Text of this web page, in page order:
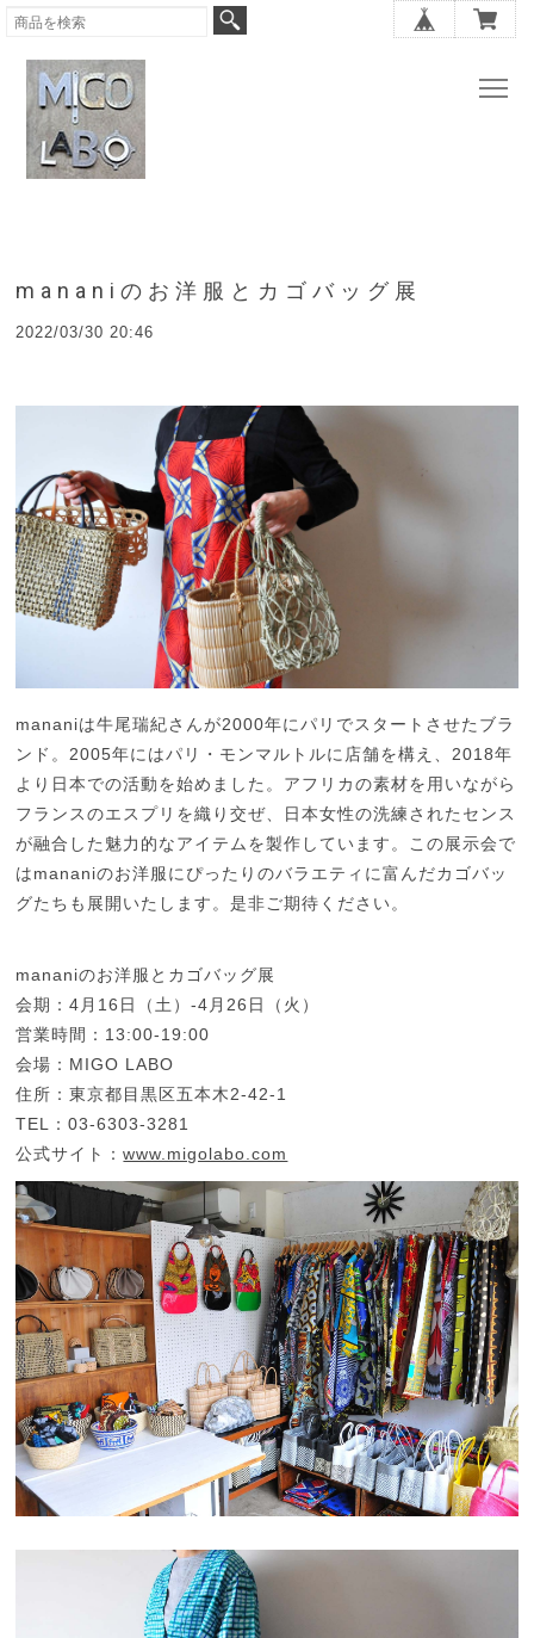
mananiのお洋服とカゴバッグ展
2022/03/30 20:46
mananiは牛尾瑞紀さんが2000年にパリでスタートさせたブラ
ンド。2005年にはパリ・モンマルトルに店舗を構え、2018年
より日本での活動を始めました。アフリカの素材を用いながら
フランスのエスプリを織り交ぜ、日本女性の洗練されたセンス
が融合した魅力的なアイテムを製作しています。この展示会で
はmananiのお洋服にぴったりのバラエティに富んだカゴバッ
グたちも展開いたします。是非ご期待ください。
mananiのお洋服とカゴバッグ展
会期：4月16日（土）-4月26日（火）
営業時間：13:00-19:00
会場：MIGO LABO
住所：東京都目黒区五本木2-42-1
TEL：03-6303-3281
公式サイト：www.migolabo.com